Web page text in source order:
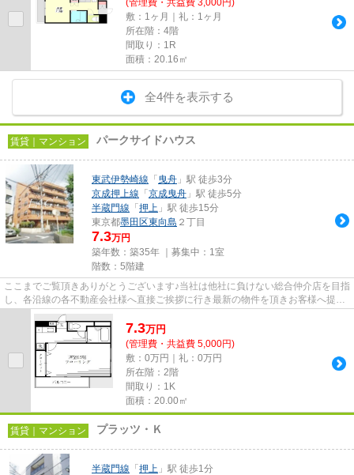
(管理費・共益費 3,000円)
敷：1ヶ月｜礼：1ヶ月
所在階：4階
間取り：1R
面積：20.16㎡
全4件を表示する
賃貸｜マンション パークサイドハウス
東武伊勢崎線 「 曳舟 」駅 徒歩3分
京成押上線 「 京成曳舟 」駅 徒歩5分
半蔵門線 「 押上 」駅 徒歩15分
東京都墨田区東向島 ２丁目
7.3万円
築年数：築35年 ｜募集中： 1室
階数：5階建
ここまでご覧頂きありがとうございます♪当社は他社に負けない総合仲介店を目指
し、各沿線の各不動産会社様へ直接ご挨拶に行き最新の物件を頂きお客様へ提供
しております！最新の情報は...
7.3万円
(管理費・共益費 5,000円)
敷：0万円｜礼：0万円
所在階：2階
間取り：1K
面積：20.00㎡
賃貸｜マンション プラッツ・Ｋ
半蔵門線 「 押上 」駅 徒歩1分